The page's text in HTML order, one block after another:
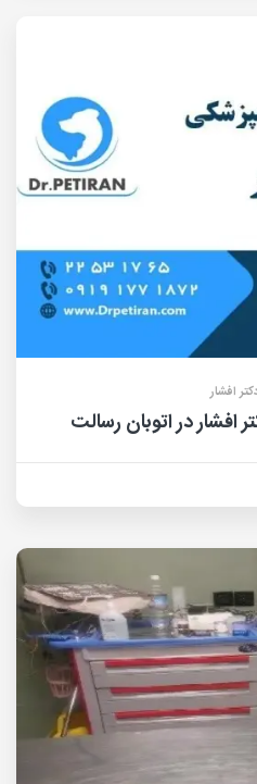
افشار
افشار در اتوبان رسالت